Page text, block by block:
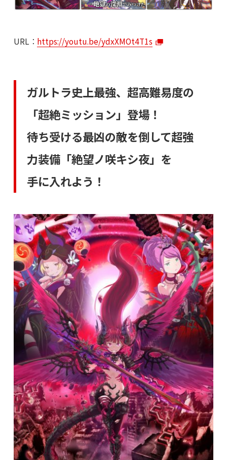
URL： https://youtu.be/ydxXMOt4T1s
ガルトラ史上最強、超高難易度の
「超絶ミッション」登場！
待ち受ける最凶の敵を倒して超強
力装備「絶望ノ咲キシ夜」を
手に入れよう！